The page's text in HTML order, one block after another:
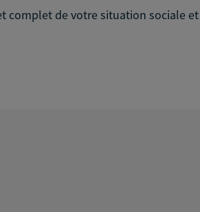
complet de votre situation sociale et